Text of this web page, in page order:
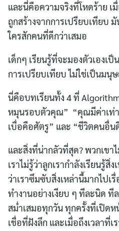
และนี่คือความจริงที่โหดร้าย เ
ถูกสร้างจากการเปรียบเทียบ
ใครสักคนที่ดีกว่าเสมอ
เด็กๆ เรียนรู้ที่จะมองตัวเองเ
การเปรียบเทียบ ไม่ใช่เป็นมนุ
นี่คือบทเรียนทั้ง 4 ที่
หมุนรอบตัวคุณ” “คุณมีค่าเท่า
เบื่อคือศัตรู” และ “ชีวิตคนอื่น
และสิ่งที่น่ากลัวที่สุด? พวกเขา
เราไม่รู้ว่าลูกเรากำลังเรียนรู้สิ่
ว่าเราซึมซับสิ่งเหล่านี้มากไปเ
ทำงานอย่างเงียบ ๆ ทีละนิด ที
สม่ำเสมอทุกวัน ทุกครั้งที่เปิด
เชื่อที่ฝังลึก และเมื่อถึงเวลาที่เ